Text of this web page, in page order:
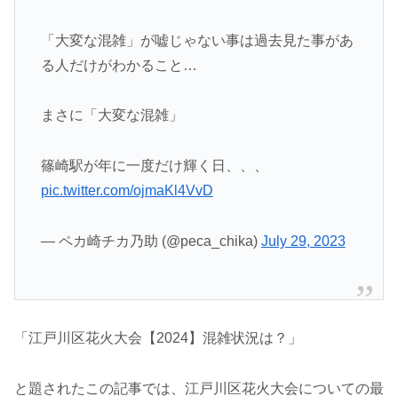
「大変な混雑」が嘘じゃない事は過去見た事があ
る人だけがわかること…
まさに「大変な混雑」
篠崎駅が年に一度だけ輝く日、、、
pic.twitter.com/ojmaKl4VvD
— ペカ崎チカ乃助 (@peca_chika) July 29, 2023
「江戸川区花火大会【2024】混雑状況は？」
と題されたこの記事では、江戸川区花火大会についての最